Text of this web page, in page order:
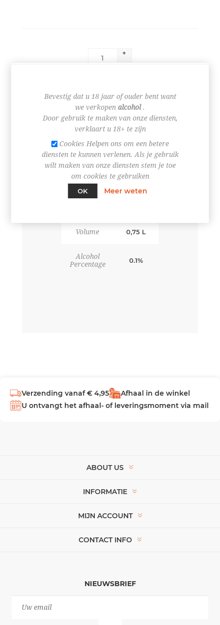
+
SPECIFICATIES
Volume 0,75 L
Alcohol
Percentage
0.1%
Verzending vanaf € 4,95
Afhaal in de winkel
U ontvangt het afhaal- of leveringsmoment via mail
ABOUT US
INFORMATIE
MIJN ACCOUNT
CONTACT INFO
NIEUWSBRIEF
Bevestig dat u 18 jaar of ouder bent want
we verkopen alcohol.
Door gebruik te maken van onze diensten,
verklaart u 18+ te zijn
Cookies Helpen ons om een betere
diensten te kunnen verlenen. Als je gebruik
wilt maken van onze diensten stem je toe
om cookies te gebruiken
OK
Meer weten